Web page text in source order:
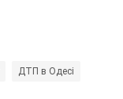
ДТП в Одесі